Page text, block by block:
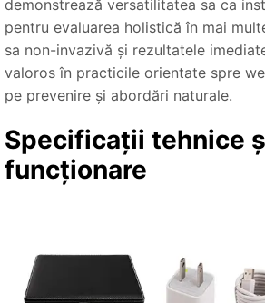
demonstrează versatilitatea sa ca
pentru evaluarea holistică în mai
sa non-invazivă și rezultatele
valoros în practicile orientate spre
pe prevenire și abordări naturale.
Specificații tehnice
funcționare